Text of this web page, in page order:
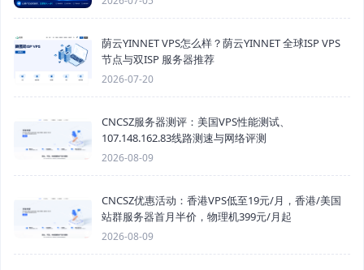
荫云YINNET VPS怎么样？荫云YINNET 全球ISP VPS
节点与双ISP 服务器推荐
2026-07-20
CNCSZ服务器测评：美国VPS性能测试、
107.148.162.83线路测速与网络评测
2026-08-09
CNCSZ优惠活动：香港VPS低至19元/月，香港/美国
站群服务器首月半价，物理机399元/月起
2026-08-09